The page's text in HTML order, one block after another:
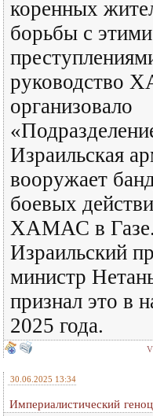
коренных
борьбы с этими
руководство
организовало
Израильская
вооружает
боевых
ХАМАС в Газе.
Израильский
министр
признал это в
2025 года.
30.06.2025 13:34
Империалистический